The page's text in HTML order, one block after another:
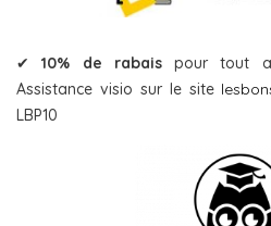
✔10% de rabaispour tout
Assistance visio sur le site
LBP10